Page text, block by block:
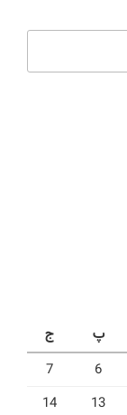
پ
ج
6
7
13
14